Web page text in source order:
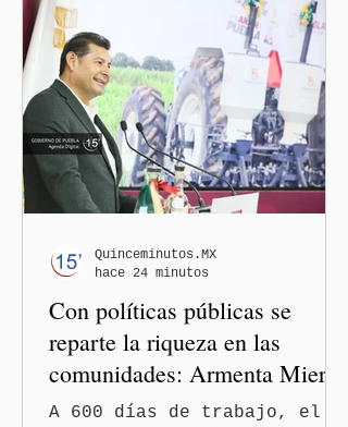
Con políticas públicas se
reparte la riqueza en las
comunidades: Armenta Mier
A 600 días de trabajo, el
Quinceminutos.MX
hace 24 minutos